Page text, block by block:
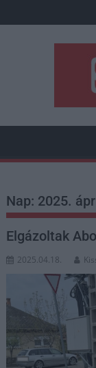
to
Nap: 2025.
Elgázoltak
2025.04.18.